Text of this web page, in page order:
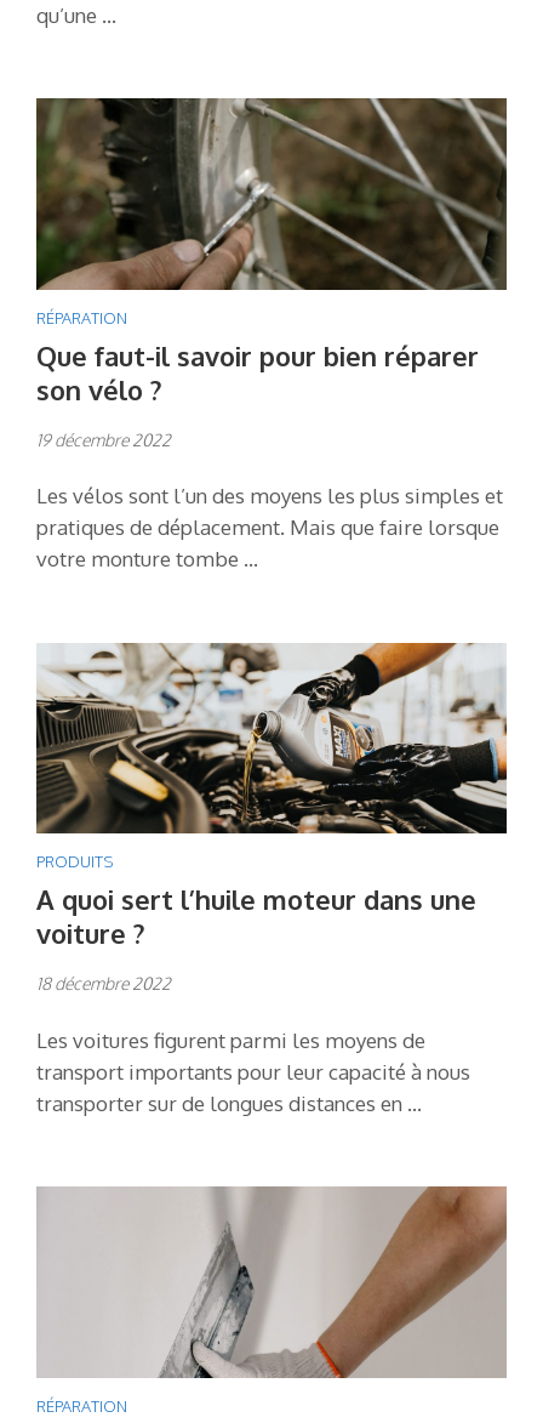
qu’une …
RÉPARATION
Que faut-il savoir pour bien réparer
son vélo ?
19 décembre 2022
Les vélos sont l’un des moyens les plus simples et
pratiques de déplacement. Mais que faire lorsque
votre monture tombe …
PRODUITS
A quoi sert l’huile moteur dans une
voiture ?
18 décembre 2022
Les voitures figurent parmi les moyens de
transport importants pour leur capacité à nous
transporter sur de longues distances en …
RÉPARATION